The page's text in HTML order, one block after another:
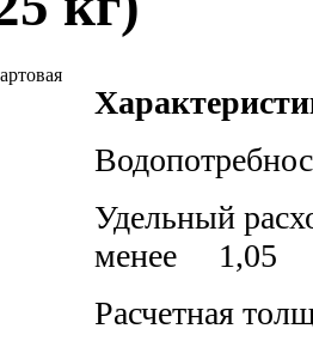
Удельный
менее 1,05
Расчетная